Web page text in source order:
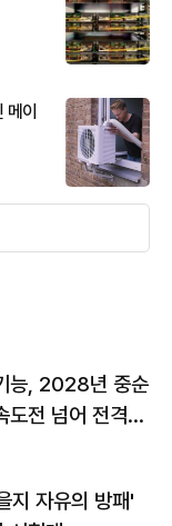
이
능, 2028년 중순
전 넘어 전격
자유의 방패'